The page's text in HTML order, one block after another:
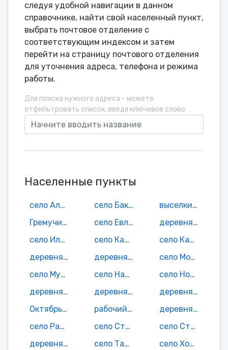
следуя удобной навигации в данном
справочнике, найти свой населенный пункт,
выбрать почтовое отделение с
соответствующим индексом и затем
перейти на страницу почтового отделения
для уточнения адреса, телефона и режима
работы.
Для поиска нужного адреса - можете
отфильтровать список, введя ключевое слово
Населенные пункты
село Алексеевка село Баклуши
выселки(ок) Благодатка
Гремучий поселок
село Евлейка
деревня Ивановка
село Илюшкино
село Кадышевка
село Камаевка
деревня Красная Поляна
деревня Лапаевка
село Мордовский Шмалак
село Муратовка
село Найман
село Новая Алексеевка
деревня Новая Андреевка
деревня Новая Камаевка
деревня Новый Пичеур
Октябрьское село
рабочий поселок Павловка
деревня Плетьма
село Раштановка
село Старое Чирково
село Старый Пичеур
деревня Сытинка
село Татарский Шмалак
село Холстовка